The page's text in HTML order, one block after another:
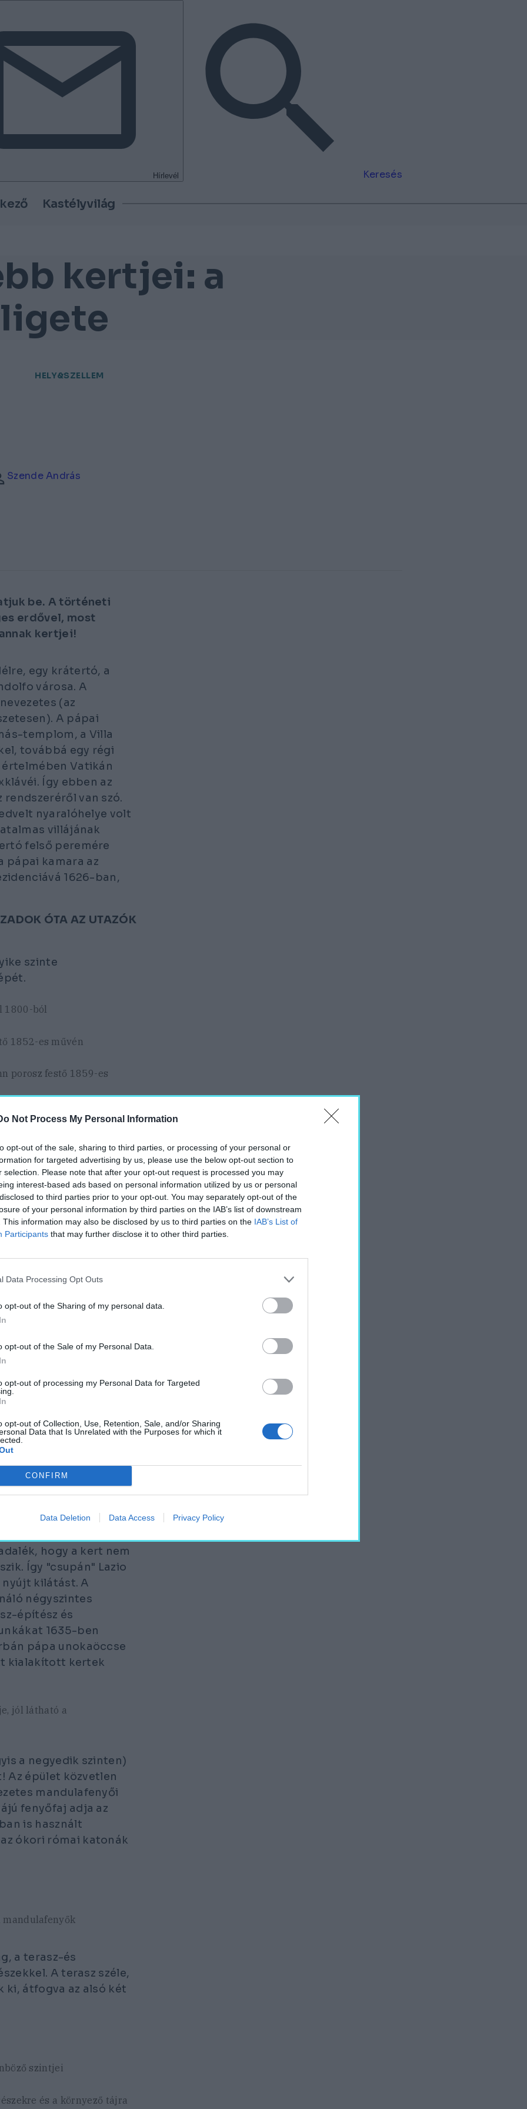
Not Process My Personal Information
opt-out of the sale, sharing to third parties, or processing of your personal or
for targeted advertising by us, please use the below opt-out section to
selection. Please note that after your opt-out request is processed you may
interest-based ads based on personal information utilized by us or personal
to third parties prior to your opt-out. You may separately opt-out of the
of your personal information by third parties on the IAB’s list of downstream
This information may also be disclosed by us to third parties on the IAB’s List of
Participants that may further disclose it to other third parties.
Data Processing Opt Outs
opt-out of the Sharing of my personal data.
opt-out of the Sale of my Personal Data.
opt-out of processing my Personal Data for Targeted
opt-out of Collection, Use, Retention, Sale, and/or Sharing
Data that Is Unrelated with the Purposes for which it
CONFIRM
Data Deletion Data Access Privacy Policy
Hírlevél Keresés
Kastélyvilág
kertjei: a
HELY&SZELLEM
Szende András
be. A történeti
erdővel, most
kertjei!
egy krátertó, a
városa. A
(az
A pápai
templom, a Villa
továbbá egy régi
értelmében Vatikán
Így ebben az
van szó.
nyaralóhelye volt
villájának
felső peremére
pápai kamara az
1626-ban,
ÓTA AZ UTAZÓK
szinte
1800-ból
1852-es művén
porosz festő 1859-es
közelében elterülő
viszont az innen
ELŐL, AZÓTA,
BEJÁRHATÓK.
fellegvár. Az
melyeket még XIII.
között a nevéhez
érdekében. Kevéssé
legjelentősebb
üzemeltetnek
körben, csodálatos
a pápai
Ugyanis a
Villa Barberini kertje
hogy a kert nem
Így "csupán" Lazio
kilátást. A
négyszintes
építész és
1635-ben
pápa unokaöccse
kialakított kertek
jól látható a
a negyedik szinten)
Az épület közvetlen
mandulafenyői
fenyőfaj adja az
is használt
ókori római katonák
mandulafenyők
a terasz-és
A terasz széle,
ki, átfogva az alsó két
szintjei
és a környező tájra